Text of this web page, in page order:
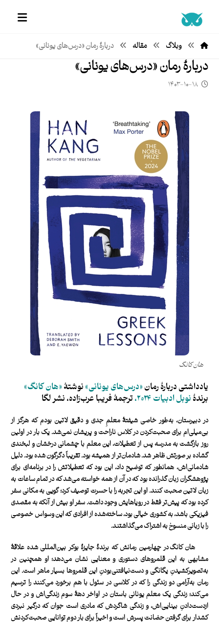
وبلاگ مقاله دربارۀ رمان «درس‌های یونانی»
دربارۀ رمان «درس‌های یونانی»
۱۴۰۳-۱۰-۱۸
هان کانگ
یادداشتی دربارۀ رمان«درس‌های یونانی»نوشتۀ«هان کانگ»
برندۀنوبل ادبیات ۲۰۲۴ ،ترجمۀ فریبا عرب‌زاده،نشر لگا
در دبیرستان،‌ به‌طور خاصی شیفتۀ‌ معلمِ جدی و دقیق لاتین بودم که هرگز از
بی‌میلی‌ام برای صحبت‌کردن در کلاس ناراحت و پریشان نمی‌شد. یک بار در اولین
روز بازگشت به مدرسه پس از تعطیلات، این معلم با چشمانی درخشان و لبخندی
گشاده بر صورتش ظاهر شد. شادمان‌تر از همیشه بود. تقریباً دگرگون شده بود. دلیل
شادمانی‌اش، همانطور که توضیح داد، این بود که تعطیلاتش را در برنامه‌ای برای
پژوهشگران زبان گذرانده بود که در آن از همه خواسته می‌شد که در تمام ساعات به
زبان لاتین صحبت کنند. او این تجربه را با حسرت توصیف کرد؛ گویی به مکانی سفر
کرده بود که پیش‌تر فقط در رویاهایش وجود داشت. سفر او بیش از آنکه به مقصدی
فیزیکی باشد، به کشوری خیالی بود،‌ ساخته‌شده از افرادی که این وسواس خصوصی
را با زبانی منسوخ به اشتراک می‌گذاشتند.
هان کانگدر چهارمین رمانش که برندۀ جایزۀ بوکر بین‌المللی شده علاقۀ‌
مشابهی به این قلمروهای دستوری و معنایی نشان می‌دهد؛ او همچنین در
به‌تصویر‌کشیدنِ یگانگی و دست‌نیافتنی‌بودنِ این قلمروها بسیار ماهر است. این
رمان به‌آرامی دو زندگی را که در کلاسی در سئول با هم برخورد می‌کنند را ترسیم
می‌کند؛ زندگی یک معلم یونانی باستان در اواخر دهۀ سوم زندگی‌اش و در حال
ازدست‌دادنِ بینایی‌اش، و زندگی شاگردش که مادری است جوان که درگیر نبردی
کشدار برای گرفتن حضانت پسرش است و اخیراً برای بار دوم توانایی صحبت‌کردنش